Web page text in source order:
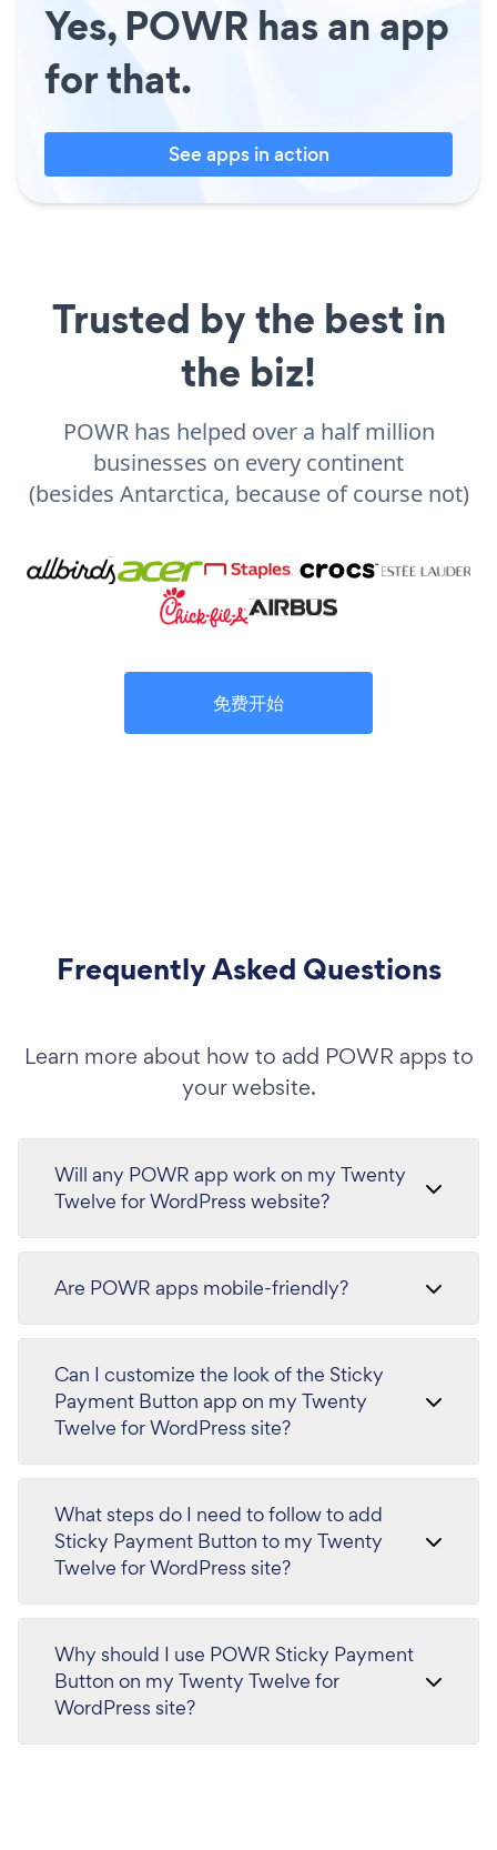
Yes, POWR has an app
for that.
See apps in action
Trusted by the best in
the biz!
POWR has helped over a half million
businesses on every continent
(besides Antarctica, because of course not)
免费开始
Frequently Asked Questions
Learn more about how to add POWR apps to
your website.
Will any POWR app work on my Twenty
Twelve for WordPress website?
Are POWR apps mobile-friendly?
Can I customize the look of the Sticky
Payment Button app on my Twenty
Twelve for WordPress site?
What steps do I need to follow to add
Sticky Payment Button to my Twenty
Twelve for WordPress site?
Why should I use POWR Sticky Payment
Button on my Twenty Twelve for
WordPress site?